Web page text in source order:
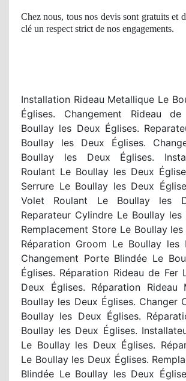
Chez nous, tous nos devis sont gratuits et
clé un respect strict de nos engagements.
Installation Rideau Metallique Le
Églises. Changement Rideau
Boullay les Deux Églises.
Boullay les Deux Églises.
Boullay les Deux Églises.
Roulant Le Boullay les Deux
Serrure Le Boullay les Deux
Volet Roulant Le Boullay les
Reparateur Cylindre Le Boullay les
Remplacement Store Le Boullay les
Réparation Groom Le Boullay les
Changement Porte Blindée Le
Églises. Réparation Rideau de Fer
Deux Églises. Réparation Rideau
Boullay les Deux Églises. Changer
Boullay les Deux Églises.
Boullay les Deux Églises.
Le Boullay les Deux Églises.
Le Boullay les Deux Églises.
Blindée Le Boullay les Deux